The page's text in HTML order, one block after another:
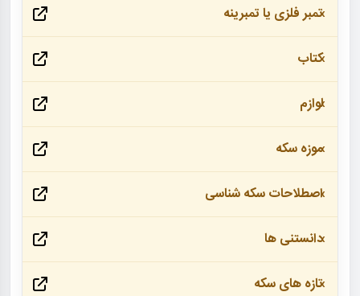
تمبر فلزی یا تمبرینه
کتاب
لوازم
موزه سکه
اصطلاحات سکه شناسی
دانستنی ها
تازه های سکه